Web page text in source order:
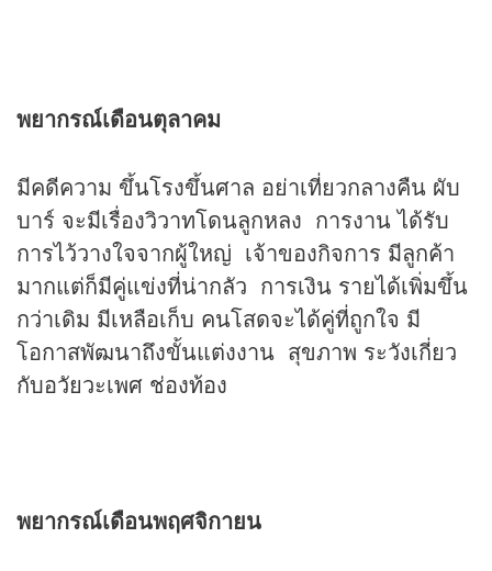
พยากรณ์เดือนตุลาคม
มีคดีความ ขึ้นโรงขึ้นศาล อย่าเที่ยวกลางคืน ผับ
บาร์ จะมีเรื่องวิวาทโดนลูกหลง การงาน ได้รับ
การไว้วางใจจากผู้ใหญ่ เจ้าของกิจการ มีลูกค้า
มากแต่ก็มีคู่แข่งที่น่ากลัว การเงิน รายได้เพิ่มขึ้น
กว่าเดิม มีเหลือเก็บ คนโสดจะได้คู่ที่ถูกใจ มี
โอกาสพัฒนาถึงขั้นแต่งงาน สุขภาพ ระวังเกี่ยว
กับอวัยวะเพศ ช่องท้อง
พยากรณ์เดือนพฤศจิกายน